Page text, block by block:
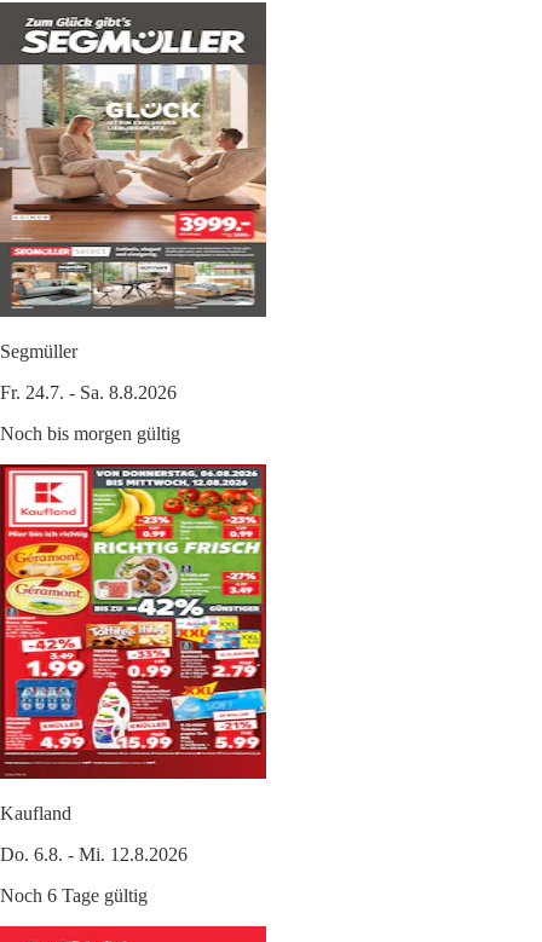
Segmüller
Fr. 24.7. - Sa. 8.8.2026
Noch bis morgen gültig
Kaufland
Do. 6.8. - Mi. 12.8.2026
Noch 6 Tage gültig